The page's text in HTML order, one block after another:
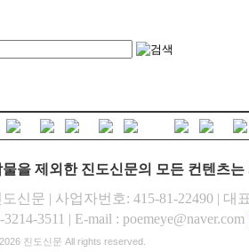
을 제외한 진도신문의 모든 컨텐츠
신문 | 사업자번호: 415-81-22490 |
3511 | E-mail : poemeye@naver.com
진도신문 All rights reserved.